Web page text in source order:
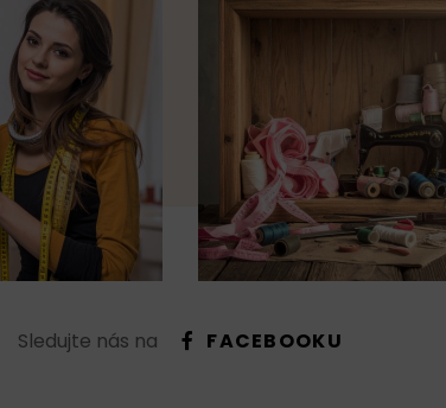
Sledujte nás na FACEBOOKU